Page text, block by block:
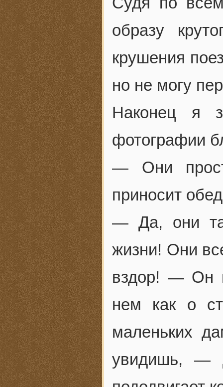
образу
крушения
но не могу
Наконец я
фотографии
— Они
приносит
— Да, они
жизни! Они
вздор! — Он
нем как о
маленьких
увидишь, —